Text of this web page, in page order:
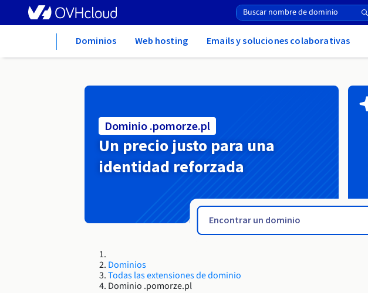
Dominios Web hosting Emails y soluciones colaborativas
Dominio .pomorze.pl
Un precio justo para una
identidad reforzada
Dominios
Todas las extensiones de dominio
Dominio .pomorze.pl